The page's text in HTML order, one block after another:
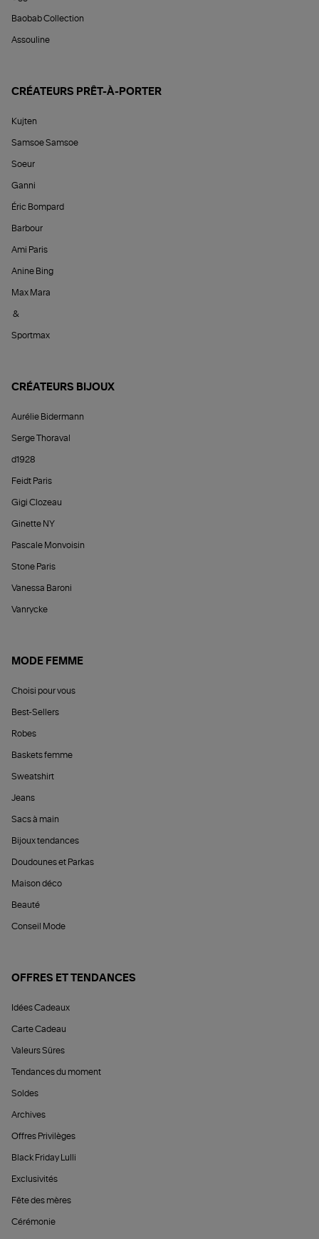
Baobab Collection
Assouline
CRÉATEURS PRÊT-À-PORTER
Kujten
Samsoe Samsoe
Soeur
Ganni
Éric Bompard
Barbour
Ami Paris
Anine Bing
Max Mara
&
Sportmax
CRÉATEURS BIJOUX
Aurélie Bidermann
Serge Thoraval
d1928
Feidt Paris
Gigi Clozeau
Ginette NY
Pascale Monvoisin
Stone Paris
Vanessa Baroni
Vanrycke
MODE FEMME
Choisi pour vous
Best-Sellers
Robes
Baskets femme
Sweatshirt
Jeans
Sacs à main
Bijoux tendances
Doudounes et Parkas
Maison déco
Beauté
Conseil Mode
OFFRES ET TENDANCES
Idées Cadeaux
Carte Cadeau
Valeurs Sûres
Tendances du moment
Soldes
Archives
Offres Privilèges
Black Friday Lulli
Exclusivités
Fête des mères
Cérémonie